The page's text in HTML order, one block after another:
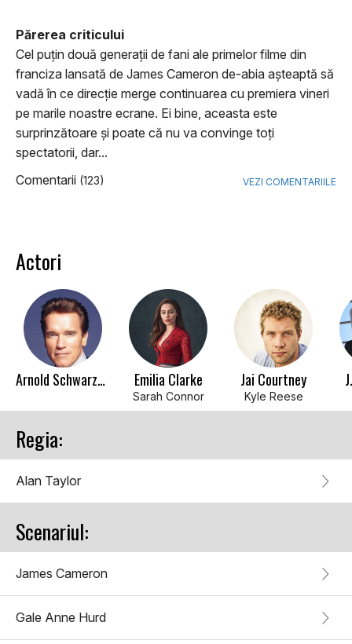
Părerea criticului
Cel puţin două generaţii de fani ale primelor filme din
franciza lansată de James Cameron de-abia aşteaptă să
vadă în ce direcţie merge continuarea cu premiera vineri
pe marile noastre ecrane. Ei bine, aceasta este
surprinzătoare şi poate că nu va convinge toţi
spectatorii, dar...
Comentarii (123) VEZI COMENTARIILE
Actori
Arnold Schwarzenegger Emilia Clarke
Sarah Connor
Jai Courtney
Kyle Reese
Regia:
Alan Taylor
Scenariul:
James Cameron
Gale Anne Hurd